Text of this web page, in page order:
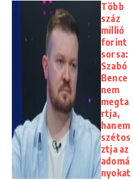
Több
száz
millió
forint
sorsa:
Szabó
Bence
nem
megta
rtja,
hanem
szétos
ztja az
adomá
nyokat